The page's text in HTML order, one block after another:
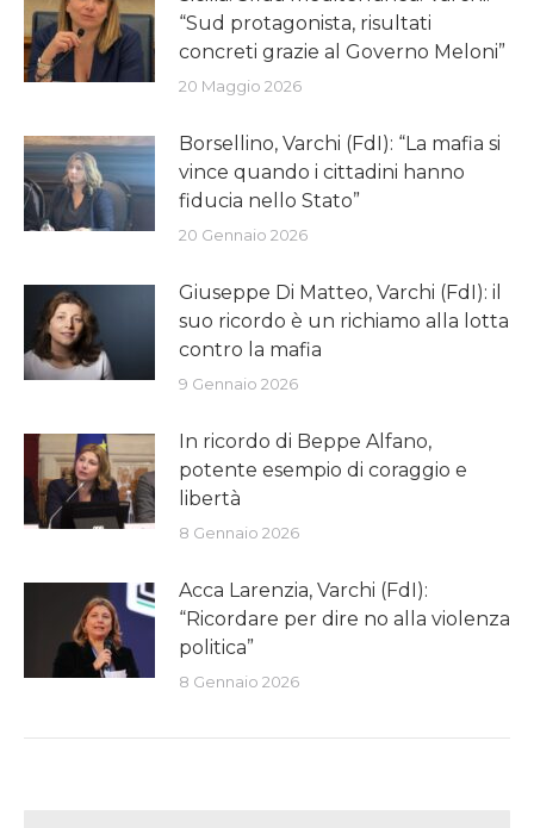
“Sud protagonista, risultati
concreti grazie al Governo Meloni”
20 Maggio 2026
Borsellino, Varchi (FdI): “La mafia si
vince quando i cittadini hanno
fiducia nello Stato”
20 Gennaio 2026
Giuseppe Di Matteo, Varchi (FdI): il
suo ricordo è un richiamo alla lotta
contro la mafia
9 Gennaio 2026
In ricordo di Beppe Alfano,
potente esempio di coraggio e
libertà
8 Gennaio 2026
Acca Larenzia, Varchi (FdI):
“Ricordare per dire no alla violenza
politica”
8 Gennaio 2026